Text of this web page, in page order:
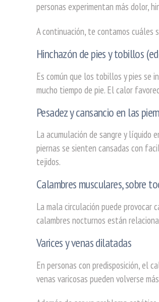
personas experimentan más dolor,
A continuación, te contamos cuáles
Hinchazón de pies y tobillos
Es común que los tobillos y pies se
mucho tiempo de pie. El calor
Pesadez y cansancio en las
La acumulación de sangre y líquido
piernas se sienten cansadas con
tejidos.
Calambres musculares, sobre
La mala circulación puede provocar
calambres nocturnos están
Varices y venas dilatadas
En personas con predisposición, el
venas varicosas pueden volverse